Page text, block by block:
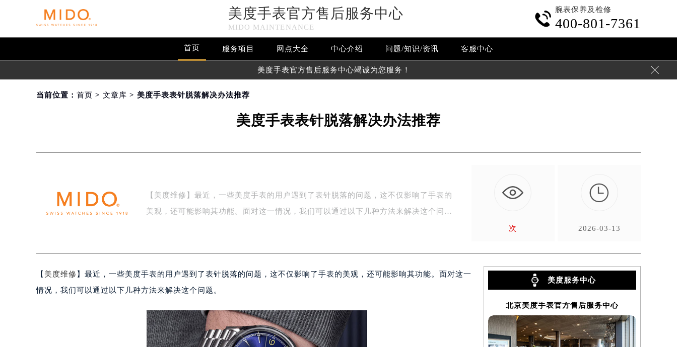
美度手表官方售后服务中心
MIDO MAINTENANCE

腕表保养及检修
400-801-7361
首页 服务项目 网点大全 中心介绍 问题/知识/资讯 客服中心
美度手表官方售后服务中心竭诚为您服务！ 
当前位置： 首页 > 文章库 > 美度手表表针脱落解决办法推荐
美度手表表针脱落解决办法推荐
【美度维修】最近，一些美度手表的用户遇到了表针脱落的问题，这不仅影响了手表的
美观，还可能影响其功能。面对这一情况，我们可以通过以下几种方法来解决这个问…
次

2026-03-13
【 美度维修 】最近，一些美度手表的用户遇到了表针脱落的问题，这不仅影响了手表的美观，还可能影响其功能。面对这一
情况，我们可以通过以下几种方法来解决这个问题。
美度服务中心
北京美度手表官方售后服务中心